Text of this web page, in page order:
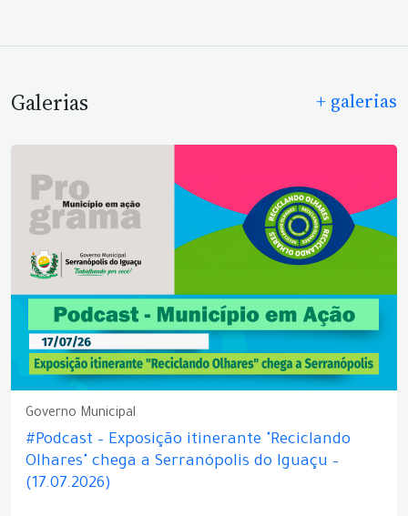
Galerias + galerias
Governo Municipal
#Podcast – Exposição itinerante "Reciclando
Olhares" chega a Serranópolis do Iguaçu –
(17.07.2026)